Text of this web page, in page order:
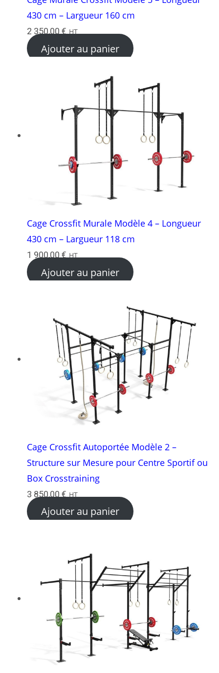
430 cm – Largueur 160 cm
2 350,00€ HT
Ajouter au panier
Cage Crossfit Murale Modèle 4 – Longueur
430 cm – Largueur 118 cm
1 900,00 € HT
Ajouter au panier
Cage Crossfit Autoportée Modèle 2 –
Structure sur Mesure pour Centre Sportif ou
Box Crosstraining
3 850,00 € HT
Ajouter au panier